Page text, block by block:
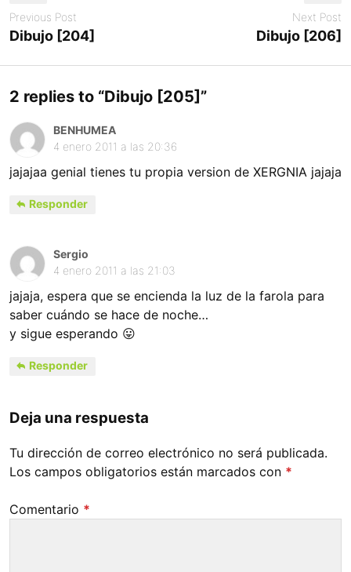
Previous Post
Dibujo [204]
Next Post
Dibujo [206]
2 replies to “Dibujo [205]”
BENHUMEA
4 enero 2011 a las 20:36
jajajaa genial tienes tu propia version de XERGNIA jajaja
Responder
Sergio
4 enero 2011 a las 21:03
jajaja, espera que se encienda la luz de la farola para
saber cuándo se hace de noche…
y sigue esperando 😛
Responder
Deja una respuesta
Tu dirección de correo electrónico no será publicada.
Los campos obligatorios están marcados con *
Comentario *